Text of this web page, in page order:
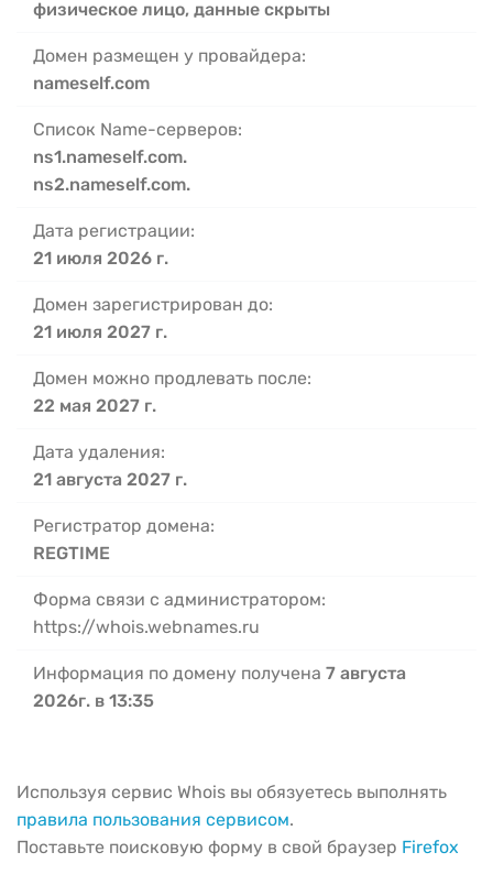
физическое лицо, данные скрыты
Домен размещен у провайдера:
nameself.com
Список Name-серверов:
ns1.nameself.com.
ns2.nameself.com.
Дата регистрации:
21 июля 2026 г.
Домен зарегистрирован до:
21 июля 2027 г.
Домен можно продлевать после:
22 мая 2027 г.
Дата удаления:
21 августа 2027 г.
Регистратор домена:
REGTIME
Форма связи с администратором:
https://whois.webnames.ru
Информация по домену получена 7 августа
2026г. в 13:35
Используя сервис Whois вы обязуетесь выполнять
правила пользования сервисом.
Поставьте поисковую форму в свой браузер Firefox